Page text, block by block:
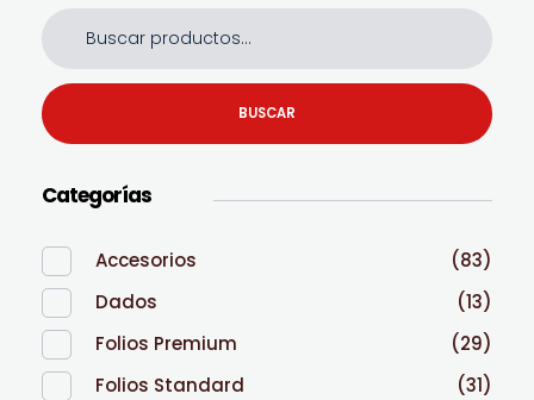
BUSCAR
Categorías
Accesorios
(83)
Dados
(13)
Folios Premium
(29)
Folios Standard
(31)